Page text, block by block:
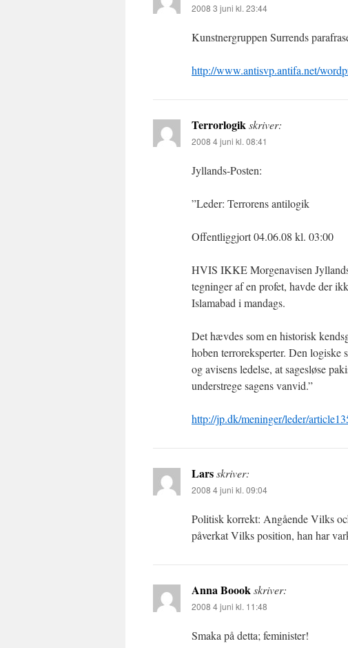
2008 3 juni kl. 23:44
Kunstnergruppen Surrends
http://www.antisvp.antifa.net/
Terrorlogikskriver:
2008 4 juni kl. 08:41
Jyllands-Posten:
”Leder: Terrorens antilogik
Offentliggjort 04.06.08 kl. 03:00
HVIS IKKE Morgenavisen
tegninger af en profet, havde der
Islamabad i mandags.
Det hævdes som en historisk
hoben terroreksperter. Den logiske
og avisens ledelse, at sagesløse
understrege sagens vanvid.”
http://jp.dk/meninger/leder/
Larsskriver:
2008 4 juni kl. 09:04
Politisk korrekt: Angående Vilks
påverkat Vilks position, han har
Anna Boookskriver:
2008 4 juni kl. 11:48
Smaka på detta; feminister!